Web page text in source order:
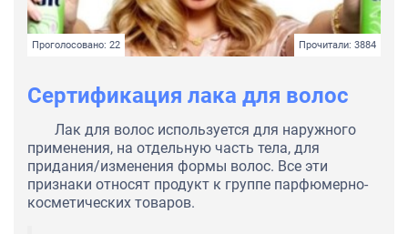
Проголосовано: 22 Прочитали: 3884
Сертификация лака для волос
Лак для волос используется для наружного
применения, на отдельную часть тела, для
придания/изменения формы волос. Все эти
признаки относят продукт к группе парфюмерно-
косметических товаров.